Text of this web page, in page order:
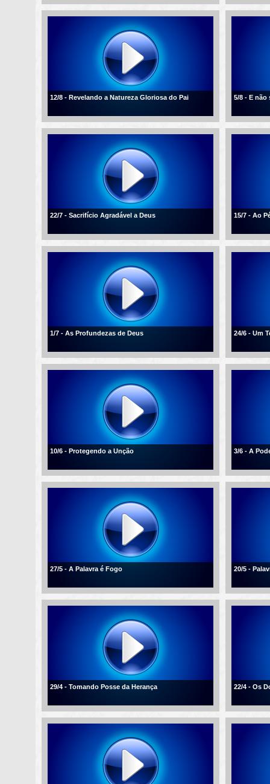
12/8 - Revelando a Natureza Gloriosa do Pai 5/8 - E não
22/7 - Sacrifício Agradável a Deus 15/7 - Ao
1/7 - As Profundezas de Deus 24/6 - Um
10/6 - Protegendo a Unção 3/6 - A
27/5 - A Palavra é Fogo 20/5 -
29/4 - Tomando Posse da Herança 22/4 - Os